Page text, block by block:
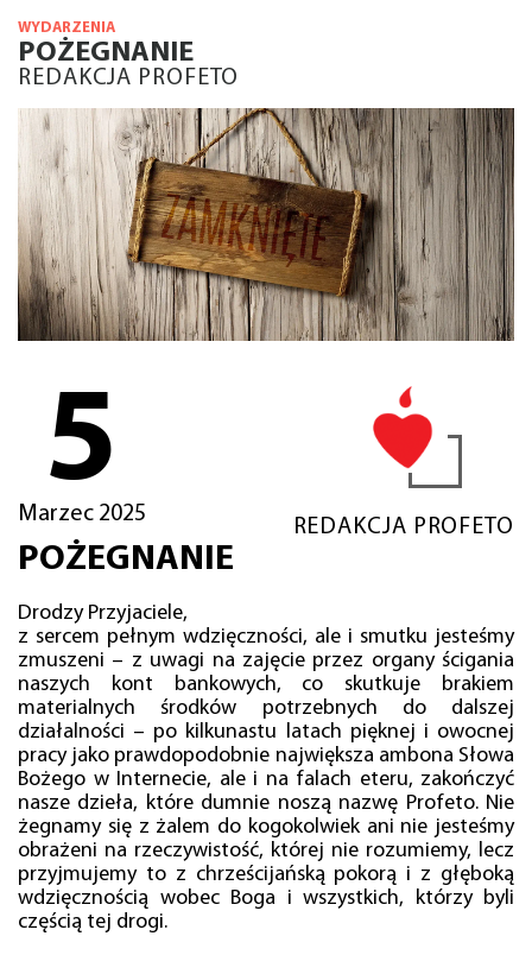
WYDARZENIA
POŻEGNANIE
REDAKCJA PROFETO
5
Marzec 2025
REDAKCJA PROFETO
POŻEGNANIE
Drodzy Przyjaciele,
z sercem pełnym wdzięczności, ale i smutku jesteśmy
zmuszeni – z uwagi na zajęcie przez organy ścigania
naszych kont bankowych, co skutkuje brakiem
materialnych środków potrzebnych do dalszej
działalności – po kilkunastu latach pięknej i owocnej
pracy jako prawdopodobnie największa ambona Słowa
Bożego w Internecie, ale i na falach eteru, zakończyć
nasze dzieła, które dumnie noszą nazwę Profeto. Nie
żegnamy się z żalem do kogokolwiek ani nie jesteśmy
obrażeni na rzeczywistość, której nie rozumiemy, lecz
przyjmujemy to z chrześcijańską pokorą i z głęboką
wdzięcznością wobec Boga i wszystkich, którzy byli
częścią tej drogi.